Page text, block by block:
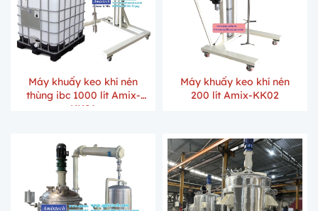
Máy khuấy keo khí nén
thùng ibc 1000 lít Amix-
KK01
Máy khuấy keo khí nén
200 lít Amix-KK02